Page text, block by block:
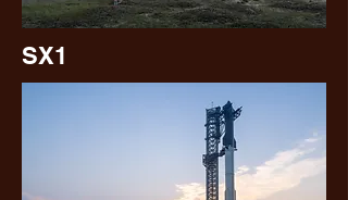
SX1